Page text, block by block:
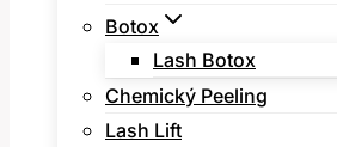
Botox
Lash Botox
Chemický Peeling
Lash Lift